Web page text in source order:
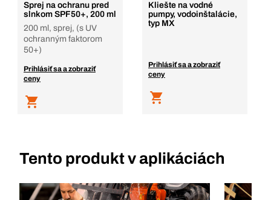
Sprej na ochranu pred
slnkom SPF50+, 200 ml
200 ml, sprej, (s UV
ochranným faktorom
50+)
Prihlásiť sa a zobraziť
ceny
Kliešte na vodné
pumpy, vodoinštalácie,
typ MX
Prihlásiť sa a zobraziť
ceny
Tento produkt v aplikáciách